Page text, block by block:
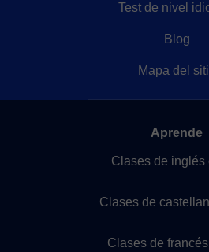
Test de nivel
Blog
Mapa del
Aprende
Clases de inglés
Clases de
Clases de